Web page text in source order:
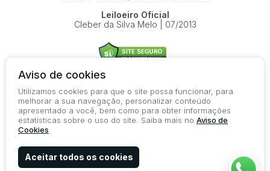
Leiloeiro Oficial
Cleber da Silva Melo | 07/2013
© 2026-present - Todos os direitos reservados
Política de Privacidade
Termos de Uso
Aviso de cookies
Utilizamos cookies para que o site possa funcionar, para
melhorar a sua navegação, personalizar conteúdo
apresentado a você, bem como para obter informações
estatísticas sobre o uso do site. Saiba mais no Aviso de
Cookies
Aceitar todos os cookies